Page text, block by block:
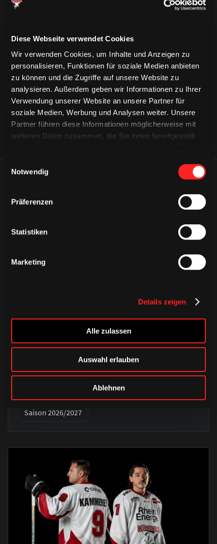
Diese Webseite verwendet Cookies
Wir verwenden Cookies, um Inhalte und Anzeigen zu
personalisieren, Funktionen für soziale Medien anbieten
zu können und die Zugriffe auf unsere Website zu
analysieren. Außerdem geben wir Informationen zu Ihrer
Verwendung unserer Website an unsere Partner für
soziale Medien, Werbung und Analysen weiter. Unsere
Partner führen diese Informationen möglicherweise mit
weiteren Daten zusammen, die Sie ihnen bereitgestellt
Notwendig
Präferenzen
Statistiken
Marketing
Details zeigen
Alle zulassen
Auswahl erlauben
Ablehnen
CAPS & CO
CAPS & CO
CAPS & CO
DONNERSTAG, 06. AUGUST 2026
Alle Infos zum öffentlichen
Trainingsauftakt am Sonntag im
Saison 2026/2027